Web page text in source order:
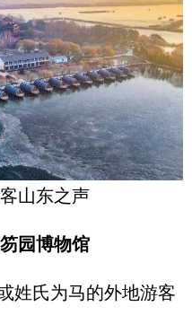
山东之声
园博物馆
氏为马的外地游客